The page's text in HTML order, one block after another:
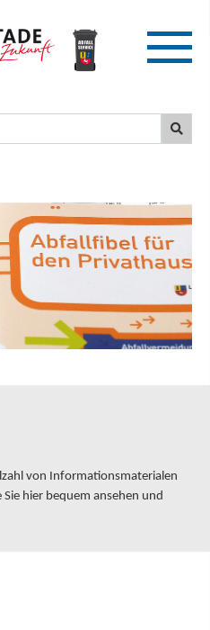
von Informationsmaterialen
hier bequem ansehen und